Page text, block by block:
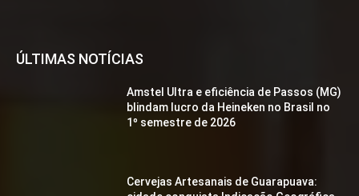
ÚLTIMAS NOTÍCIAS
Amstel Ultra e eficiência de Passos (MG)
blindam lucro da Heineken no Brasil no
1º semestre de 2026
Cervejas Artesanais de Guarapuava: